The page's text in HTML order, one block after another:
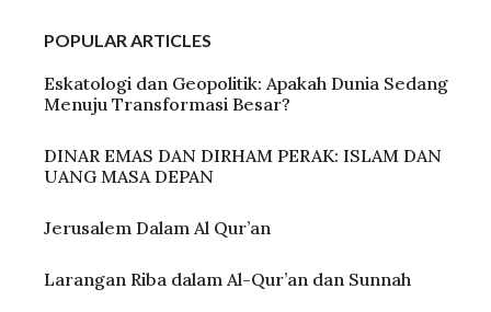
POPULAR ARTICLES
Eskatologi dan Geopolitik: Apakah Dunia Sedang
Menuju Transformasi Besar?
DINAR EMAS DAN DIRHAM PERAK: ISLAM DAN
UANG MASA DEPAN
Jerusalem Dalam Al Qur’an
Larangan Riba dalam Al-Qur’an dan Sunnah